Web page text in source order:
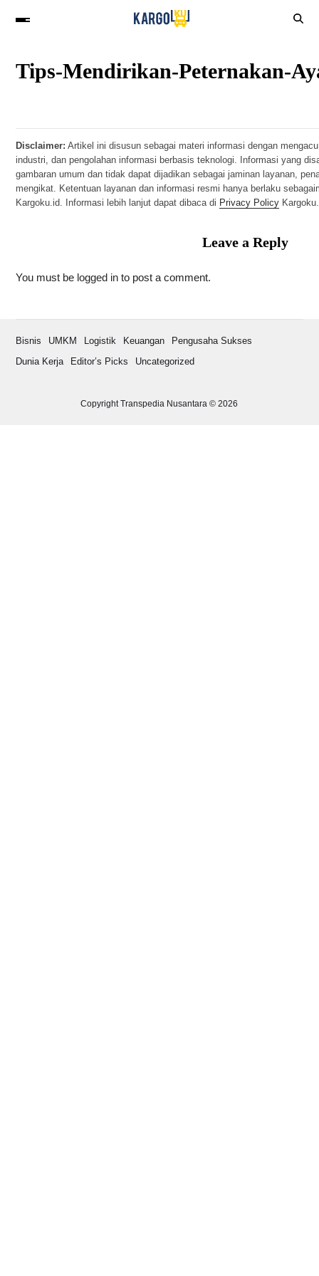
Tips-Mendirikan-Peternakan-
Disclaimer: Artikel ini disusun sebagai materi informasi dengan
industri, dan pengolahan informasi berbasis teknologi. Informasi yang
gambaran umum dan tidak dapat dijadikan sebagai jaminan layanan,
mengikat. Ketentuan layanan dan informasi resmi hanya berlaku
Kargoku.id. Informasi lebih lanjut dapat dibaca di Privacy Policy
Leave a Reply
You must be logged into post a comment.
Copyright Transpedia Nusantara © 2026
Bisnis UMKM Logistik Keuangan
Pengusaha Sukses
Dunia Kerja
Editor’s Picks Uncategorized